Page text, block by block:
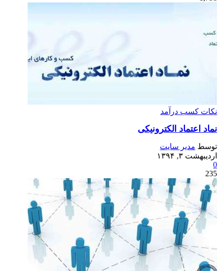
نکات کسب درآمد
نماد اعتماد الکترونیکی
توسط مدیر سایت
اردیبهشت ۳, ۱۳۹۴
0
235